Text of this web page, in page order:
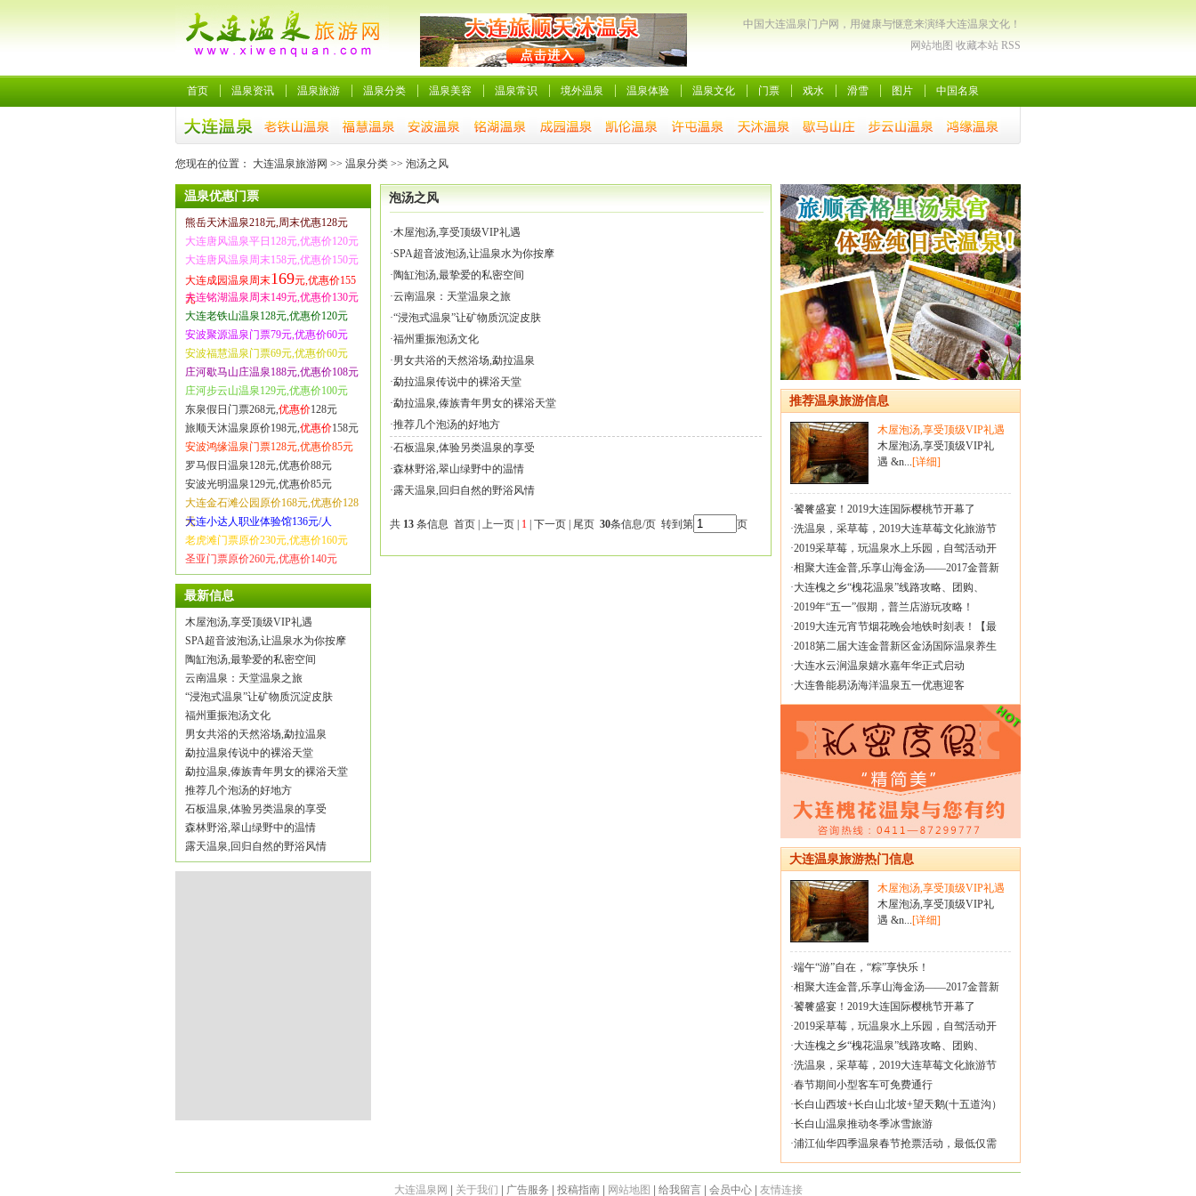
中国大连温泉门户网，用健康与惬意来演绎大连温泉文化！
网站地图 收藏本站 RSS
首页 温泉资讯 温泉旅游 温泉分类 温泉美容 温泉常识 境外温泉 温泉体验 温泉文化 门票 戏水 滑雪 图片 中国名泉
您现在的位置： 大连温泉旅游网 >> 温泉分类 >> 泡汤之风
温泉优惠门票
熊岳天沐温泉218元,周末优惠128元
大连唐风温泉平日128元,优惠价120元
大连唐风温泉周末158元,优惠价150元
大连成园温泉周末169元,优惠价155
元
大连铭湖温泉周末149元,优惠价130元
大连老铁山温泉128元,优惠价120元
安波聚源温泉门票79元,优惠价60元
安波福慧温泉门票69元,优惠价60元
庄河歇马山庄温泉188元,优惠价108元
庄河步云山温泉129元,优惠价100元
东泉假日门票268元,优惠价128元
旅顺天沐温泉原价198元,优惠价158元
安波鸿缘温泉门票128元,优惠价85元
罗马假日温泉128元,优惠价88元
安波光明温泉129元,优惠价85元
大连金石滩公园原价168元,优惠价128
元
大连小达人职业体验馆136元/人
老虎滩门票原价230元,优惠价160元
圣亚门票原价260元,优惠价140元
最新信息
木屋泡汤,享受顶级VIP礼遇
SPA超音波泡汤,让温泉水为你按摩
陶缸泡汤,最挚爱的私密空间
云南温泉：天堂温泉之旅
“浸泡式温泉”让矿物质沉淀皮肤
福州重振泡汤文化
男女共浴的天然浴场,勐拉温泉
勐拉温泉传说中的裸浴天堂
勐拉温泉,傣族青年男女的裸浴天堂
推荐几个泡汤的好地方
石板温泉,体验另类温泉的享受
森林野浴,翠山绿野中的温情
露天温泉,回归自然的野浴风情
泡汤之风
·木屋泡汤,享受顶级VIP礼遇
·SPA超音波泡汤,让温泉水为你按摩
·陶缸泡汤,最挚爱的私密空间
·云南温泉：天堂温泉之旅
·“浸泡式温泉”让矿物质沉淀皮肤
·福州重振泡汤文化
·男女共浴的天然浴场,勐拉温泉
·勐拉温泉传说中的裸浴天堂
·勐拉温泉,傣族青年男女的裸浴天堂
·推荐几个泡汤的好地方
·石板温泉,体验另类温泉的享受
·森林野浴,翠山绿野中的温情
·露天温泉,回归自然的野浴风情
共 13 条信息 首页 | 上一页 | 1 | 下一页 | 尾页 30条信息/页 转到第 页
推荐温泉旅游信息
木屋泡汤,享受顶级VIP礼遇
木屋泡汤,享受顶级VIP礼
遇 &n...[详细]
·饕餮盛宴！2019大连国际樱桃节开幕了
·洗温泉，采草莓，2019大连草莓文化旅游节
·2019采草莓，玩温泉水上乐园，自驾活动开
·相聚大连金普,乐享山海金汤——2017金普新
·大连槐之乡“槐花温泉”线路攻略、团购、
·2019年“五一”假期，普兰店游玩攻略！
·2019大连元宵节烟花晚会地铁时刻表！【最
·2018第二届大连金普新区金汤国际温泉养生
·大连水云涧温泉嬉水嘉年华正式启动
·大连鲁能易汤海洋温泉五一优惠迎客
大连温泉旅游热门信息
木屋泡汤,享受顶级VIP礼遇
木屋泡汤,享受顶级VIP礼
遇 &n...[详细]
·端午“游”自在，“粽”享快乐！
·相聚大连金普,乐享山海金汤——2017金普新
·饕餮盛宴！2019大连国际樱桃节开幕了
·2019采草莓，玩温泉水上乐园，自驾活动开
·大连槐之乡“槐花温泉”线路攻略、团购、
·洗温泉，采草莓，2019大连草莓文化旅游节
·春节期间小型客车可免费通行
·长白山西坡+长白山北坡+望天鹅(十五道沟）
·长白山温泉推动冬季冰雪旅游
·浦江仙华四季温泉春节抢票活动，最低仅需
大连温泉网 关于我们 | 广告服务 | 投稿指南 | 网站地图 | 给我留言 | 会员中心 | 友情连接